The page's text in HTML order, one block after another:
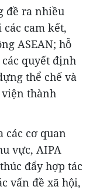
đề ra nhiều
cam kết,
ASEAN; hỗ
quyết định
thể chế và
thành
các cơ quan
vực, AIPA
đẩy hợp tác
vấn đề xã hội,